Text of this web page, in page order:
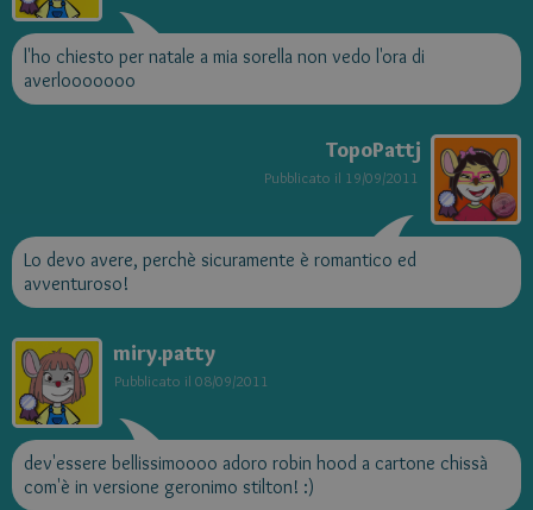
l'ho chiesto per natale a mia sorella non vedo l'ora di
averlooooooo
TopoPattj
Pubblicato il 19/09/2011
Lo devo avere, perchè sicuramente è romantico ed
avventuroso!
miry.patty
Pubblicato il 08/09/2011
dev'essere bellissimoooo adoro robin hood a cartone chissà
com'è in versione geronimo stilton! :)